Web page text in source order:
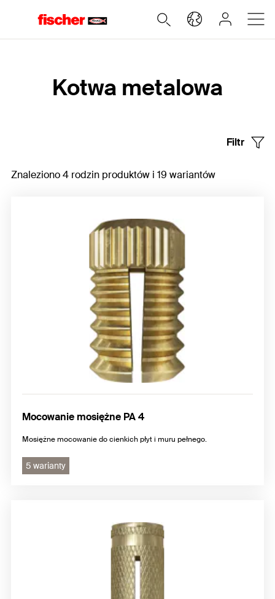
Kotwa metalowa
Filtr
Znaleziono 4 rodzin produktów i 19 wariantów
Mocowanie mosiężne PA 4
Mosiężne mocowanie do cienkich płyt i muru pełnego.
5 warianty